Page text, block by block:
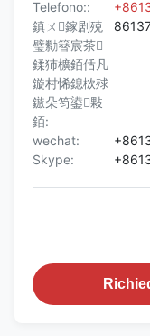
Telefono::
鎮ㄨ鎵剧殑
璧勬簮宸茶
鍒犻櫎銆佸凡
鏇村悕鎴栨殏
鏃朵笉鍙敤
銆:
wechat:
Skype: